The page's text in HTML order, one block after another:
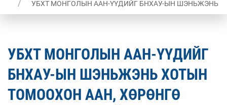
УБХТ МОНГОЛЫН ААН-ҮҮДИЙГ БНХАУ-ЫН ШЭНЬЖЭНЬ
УБХТ МОНГОЛЫН ААН-ҮҮДИЙГ
БНХАУ-ЫН ШЭНЬЖЭНЬ ХОТЫН
ТОМООХОН ААН, ХӨРӨНГӨ